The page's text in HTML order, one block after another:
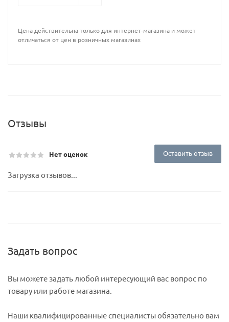
Цена действительна только для интернет-магазина и может
отличаться от цен в розничных магазинах
Отзывы
Нет оценок Оставить отзыв
Загрузка отзывов...
Задать вопрос
Вы можете задать любой интересующий вас вопрос по
товару или работе магазина.
Наши квалифицированные специалисты обязательно вам